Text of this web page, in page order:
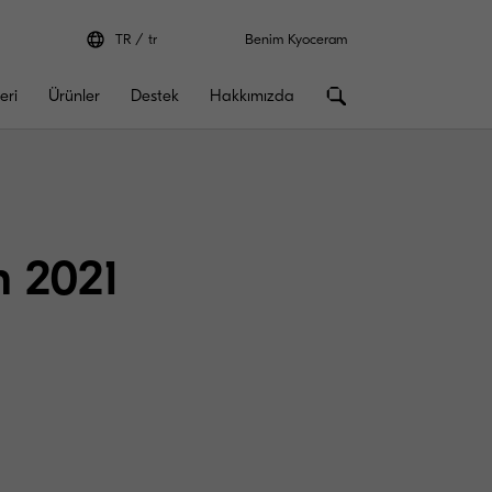
TR tr Benim Kyoceram
Ürünler Destek Hakkımızda